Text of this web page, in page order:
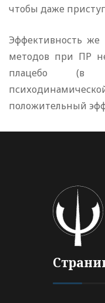
чтобы даже
Эффективность же
методов при ПР
плацебо (в
положительный